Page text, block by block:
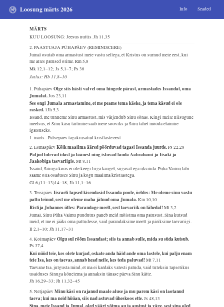
Loosung märts 2026 Info Seaded
MÄRTS
KUU LOOSUNG: Jeesus nuttis.Jh 11,35
2. PAASTUAJA PÜHAPÄEV (REMINISCERE)
Jumal osutab oma armastust meie vastu sellega, et Kristus on surnud meie eest, kui
me alles patused olime.Rm 5,8
Mk 12,1–12; Js 5,1–7; Ps 38
Jutlus: Hb 11,8–10
1. PühapäevOlge siis hästi valvel oma hingede pärast, armastades Issandat, oma
Jumalat.Jos 23,11
See ongi Jumala armastamine, et me peame tema käske, ja tema käsud ei ole
rasked. 1Jh 5,3
Issand, me tunneme Sinu armastust, mis väljendub Sinu sõnas. Kingi meile niisugune
meelsus, et Sinu käsu täitmine saab meie sooviks ja Sinu tahet mööda elamine
igatsuseks.
1. märts - Palvepäev tagakiusatud kristlaste eest
2. EsmaspäevKõik maailma ääred pöörduvad tagasi Issanda juurde.Ps 22,28
Paljud tulevad idast ja läänest ning istuvad lauda Aabrahami ja Iisaki ja
Jaakobiga taevariigis.Mt 8,11
Issand, Sinuga koos ei ole keegi liiga kaugel, sügaval ega üksinda. Püha Vaimu läbi
saame olla osaduses Sinu ja kogu maailma kristlastega.
Gl 6,(11–13)14–18; Jh 11,1–16
3. TeisipäevIisraeli lapsed kisendasid Issanda poole, öeldes: Me oleme sinu vastu
pattu teinud, sest me oleme maha jätnud oma Jumala.Km 10,10
Ristija Johannes ütles: Parandage meelt, sest taevariik on lähedal!Mt 3,2
Jumal, Sinu Püha Vaimu puudutus paneb meid mõistma oma patusust. Sina kutsud
meid, et me ei jääks oma pattudesse, vaid parandaksime meelt ja päriksime taevariigi.
Ii 2,1–10; Jh 11,17–31
4. KolmapäevOlgu sul rõõm Issandast; siis ta annab sulle, mida su süda kutsub.
Ps 37,4
Kui nüüd teie, kes olete kurjad, oskate anda häid ande oma lastele, kui palju enam
teie Isa, kes on taevas, annab head neile, kes teda paluvad!Mt 7,11
Taevane Isa, julgusta mind, et ma ei kardaks valesti paluda, vaid tuleksin lapselikus
usalduses Sinuga kõnelema ja annaksin tänase päeva Sinu kätte.
Jh 16,29–33; Jh 11,32–45
5. NeljapäevMinu käsi on rajanud maale aluse ja mu parem käsi on laotanud
taeva; kui ma neid hüüan, siis nad astuvad üheskoos ette.Js 48,13